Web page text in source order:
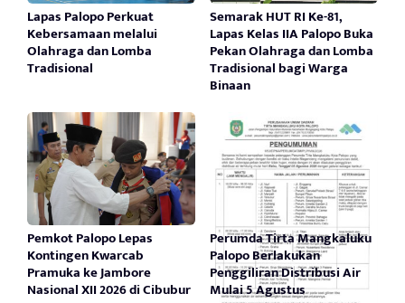
Lapas Palopo Perkuat
Kebersamaan melalui
Olahraga dan Lomba
Tradisional
Semarak HUT RI Ke-81,
Lapas Kelas IIA Palopo Buka
Pekan Olahraga dan Lomba
Tradisional bagi Warga
Binaan
Pemkot Palopo Lepas
Kontingen Kwarcab
Pramuka ke Jambore
Nasional XII 2026 di Cibubur
Perumda Tirta Mangkaluku
Palopo Berlakukan
Penggiliran Distribusi Air
Mulai 5 Agustus